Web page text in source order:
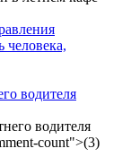
человека,
водителя